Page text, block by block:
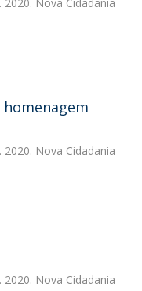
2020. Nova Cidadania
2020. Nova Cidadania